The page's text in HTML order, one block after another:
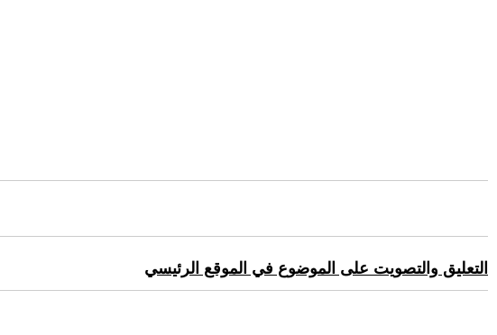
التعليق والتصويت على الموضوع في الموقع الرئيسي